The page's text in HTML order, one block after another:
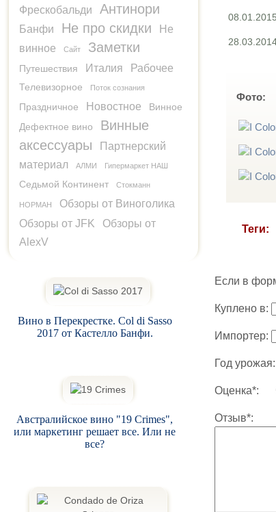
08.01.2015
Фото:
Теги:
Если в
Куплено в:
Импортер:
Год урожая:
Оценка*:
Отзыв*:
Фрескобальди Антинори
Банфи Не про скидки
Не
винное
Сайт Заметки
Путешествия Италия Рабочее
Телевизорное Поток сознания
Праздничное Новостное
Винное
Дефектное вино
Винные
аксессуары
Партнерский
материал
АЛМИ Гипермаркет НАШ
Седьмой Континент Стокманн
НОРМАН
Обзоры от Виноголика
Обзоры от JFK
Обзоры от
AlexV
Вино в Перекрестке. Col di Sasso
2017 от Кастелло Банфи.
Австралийское вино "19 Crimes",
или маркетинг решает все. Или не
все?